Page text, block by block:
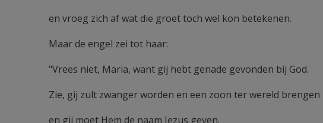
en vroeg zich af wat die groet toch wel kon betekenen.
Maar de engel zei tot haar:
"Vrees niet, Maria, want gij hebt genade gevonden bij God.
Zie, gij zult zwanger worden en een zoon ter wereld brengen
en gij moet Hem de naam Jezus geven.